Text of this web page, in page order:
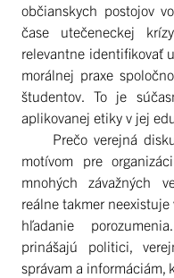
občianskych postojov
čase utečeneckej
relevantne identifikovať
morálnej praxe
študentov. To je
aplikovanej etiky v jej
Prečo verejná
motívom pre
mnohých závažných
reálne takmer
hľadanie
prinášajú politici,
správam a informáciám,